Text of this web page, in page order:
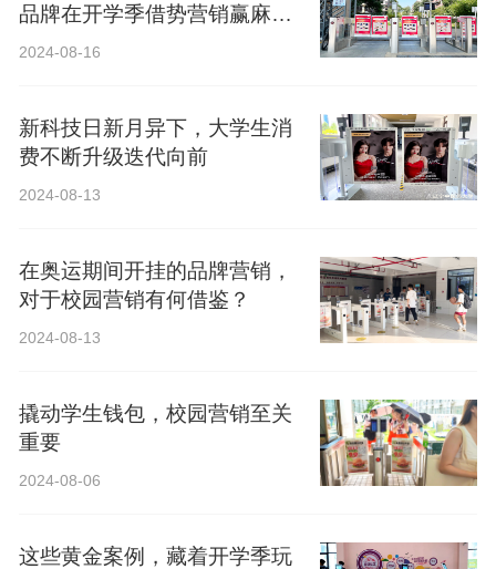
品牌在开学季借势营销赢麻
了！
2024-08-16
新科技日新月异下，大学生消
费不断升级迭代向前
2024-08-13
在奥运期间开挂的品牌营销，
对于校园营销有何借鉴？
2024-08-13
撬动学生钱包，校园营销至关
重要
2024-08-06
这些黄金案例，藏着开学季玩